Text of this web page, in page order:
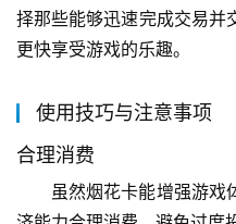
择那些能够迅速完成交易并
更快享受游戏的乐趣。
使用技巧与注意事项
合理消费
虽然烟花卡能增强游戏